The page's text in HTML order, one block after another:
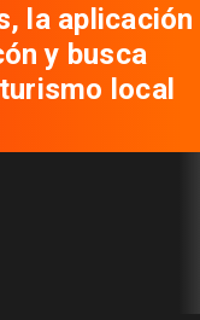
la aplicación
y busca
local